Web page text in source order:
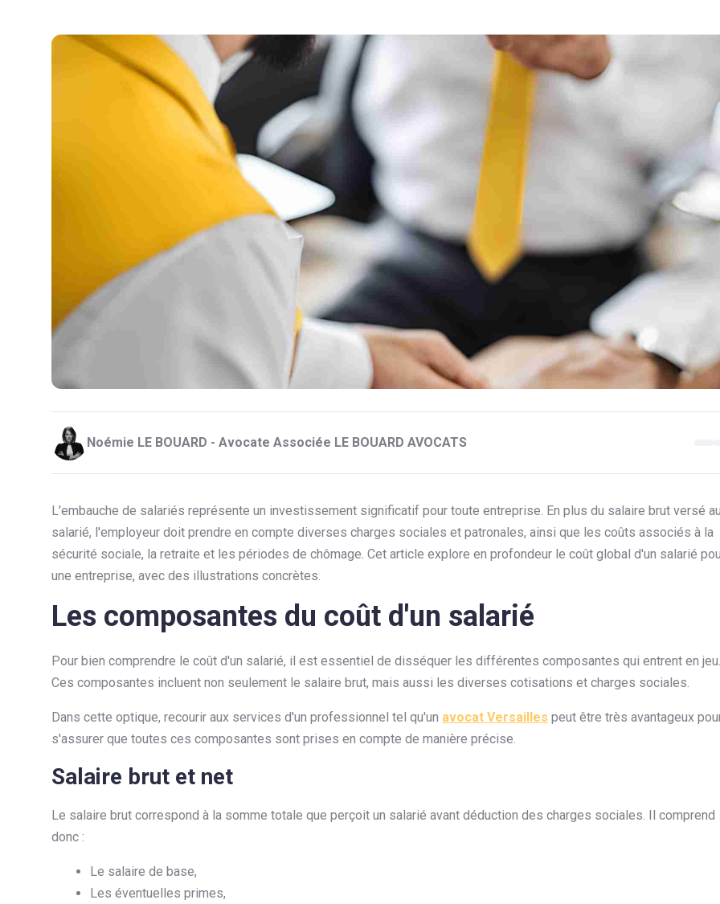
Noémie LE BOUARD - Avocate Associée LE BOUARD AVOCATS
L'embauche de salariés représente un investissement significatif pour toute entreprise. En plus du salaire brut versé
salarié, l'employeur doit prendre en compte diverses charges sociales et patronales, ainsi que les coûts associés à la
sécurité sociale, la retraite et les périodes de chômage. Cet article explore en profondeur le coût global d'un salarié
une entreprise, avec des illustrations concrètes.
Les composantes du coût d'un salarié
Pour bien comprendre le coût d'un salarié, il est essentiel de disséquer les différentes composantes qui entrent en jeu.
Ces composantes incluent non seulement le salaire brut, mais aussi les diverses cotisations et charges sociales.
Dans cette optique, recourir aux services d'un professionnel tel qu'un avocat Versailles peut être très avantageux
s'assurer que toutes ces composantes sont prises en compte de manière précise.
Salaire brut et net
Le salaire brut correspond à la somme totale que perçoit un salarié avant déduction des charges sociales. Il comprend
donc :
Le salaire de base,
Les éventuelles primes,